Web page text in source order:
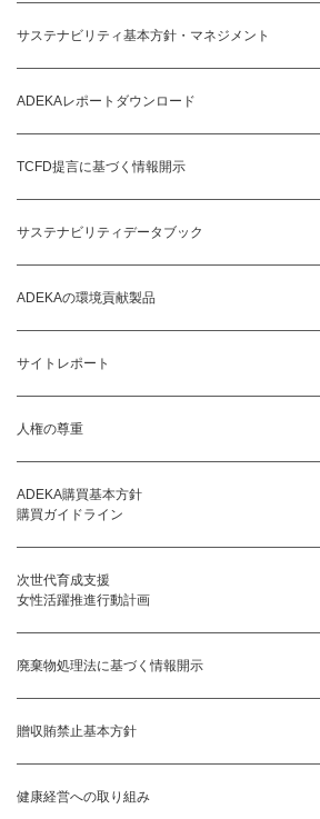
サステナビリティ基本方針・マネジメント
ADEKAレポートダウンロード
TCFD提言に基づく情報開示
サステナビリティデータブック
ADEKAの環境貢献製品
サイトレポート
人権の尊重
ADEKA購買基本方針
購買ガイドライン
次世代育成支援
女性活躍推進行動計画
廃棄物処理法に基づく情報開示
贈収賄禁止基本方針
健康経営への取り組み